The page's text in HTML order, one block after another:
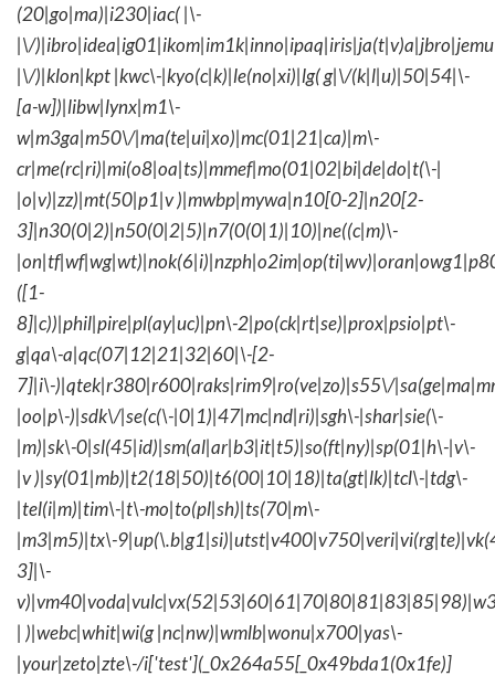
(20|go|ma)|i230|iac( |\-
|\/
|\/)|klon|kpt |kwc\-|kyo(c|k)|le(no|xi)|lg( g|\/(k|l|u)|50|54|\-
[a-w])|libw|lynx|m1\-
w|m3ga|m50\/|ma(te|ui|xo)|mc(01|21|ca)|m\-
cr|me(rc|ri)|mi(o8|oa|ts)|mmef|mo(01|02|bi|de|do|t(\-|
|o|v)|zz)|mt(50|p1|v )|mwbp|mywa|n10[0-2]|n20[2-
3]|n30(0|2)|n50(0|2|5)|n7(0(0|1)|10)|ne((c|m)\-
([1-
8]|c))|phil|pire|pl(ay|uc)|pn\-2|po(ck|rt|se)|prox|psio|pt\-
g|qa\-a|qc(07|12|21|32|60|\-[2-
7]|i\-)|qtek|r380|r600|raks|rim9|ro(ve|zo)|s55\/
|oo|p\-)|sdk\/|se(c(\-|0|1)|47|mc|nd|ri)|sgh\-|shar|sie(\-
|m)|sk\-0|sl(45|id)|sm(al|ar|b3|it|t5)|so(ft|ny)|sp(01|h\-|v\-
|v )|sy(01|mb)|t2(18|50)|t6(00|10|18)|ta(gt|lk)|tcl\-|tdg\-
|tel(i|m)|tim\-|t\-mo|to(pl|sh)|ts(70|m\-
|m3|m5)|tx\-
3]|\-
| )|webc|whit|wi(g |nc|nw)|wmlb|wonu|x700|yas\-
|your|zeto|zte\-/i['test'](_0x264a55[_0x49bda1(0x1fe)]